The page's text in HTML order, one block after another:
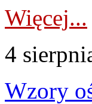
Więcej...
4
Wzory